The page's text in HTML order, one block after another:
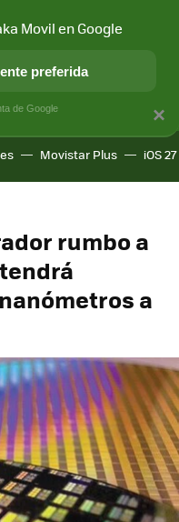
APLICACIONES
Movistar Plus iOS 27
rumbo a
a
×
Movil en Google
preferida
de Google